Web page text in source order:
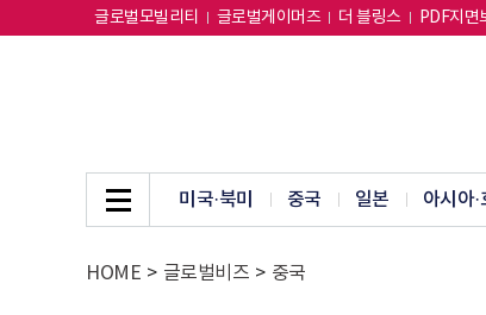
글로벌모빌리티 글로벌게이머즈 더 블링스 PDF지면
미국·북미 중국 일본 아시아·
HOME > 글로벌비즈 > 중국